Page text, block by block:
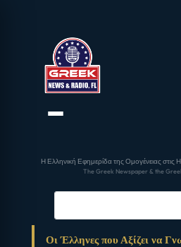
Η Ελληνική Εφημερίδα της Ομογένειας στις
The Greek Newspaper & the
Οι Έλληνες που Αξίζει να